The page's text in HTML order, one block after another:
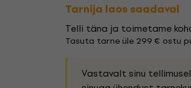
Tarnija laos saadaval
Telli täna ja toimetame
Tasuta tarne üle 299 € ostu
Vastavalt sinu